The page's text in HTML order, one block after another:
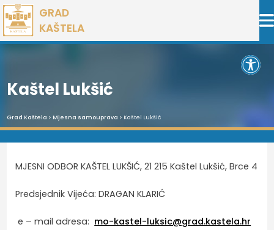
Preskoči
na
sadržaj
GRAD
KAŠTELA
Kaštel Lukšić
Grad Kaštela > Mjesna samouprava > Kaštel Lukšić
MJESNI ODBOR KAŠTEL LUKŠIĆ, 21 215 Kaštel Lukšić, Brce 4
Predsjednik Vijeća: DRAGAN KLARIĆ
e – mail adresa: mo-kastel-luksic@grad.kastela.hr